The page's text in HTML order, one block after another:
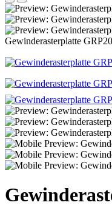
Gewinderasterplatte